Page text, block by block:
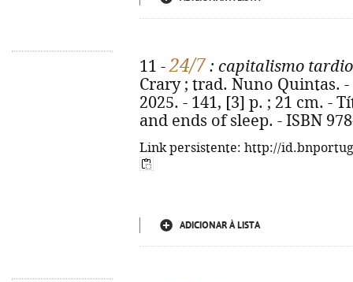
11 -24/7 : capitalismo tardio
Crary ; trad. Nuno Quintas.
2025. - 141, [3] p. ; 21 cm. -
and ends of sleep. - ISBN
Link persistente: http://
ADICIONAR À LISTA